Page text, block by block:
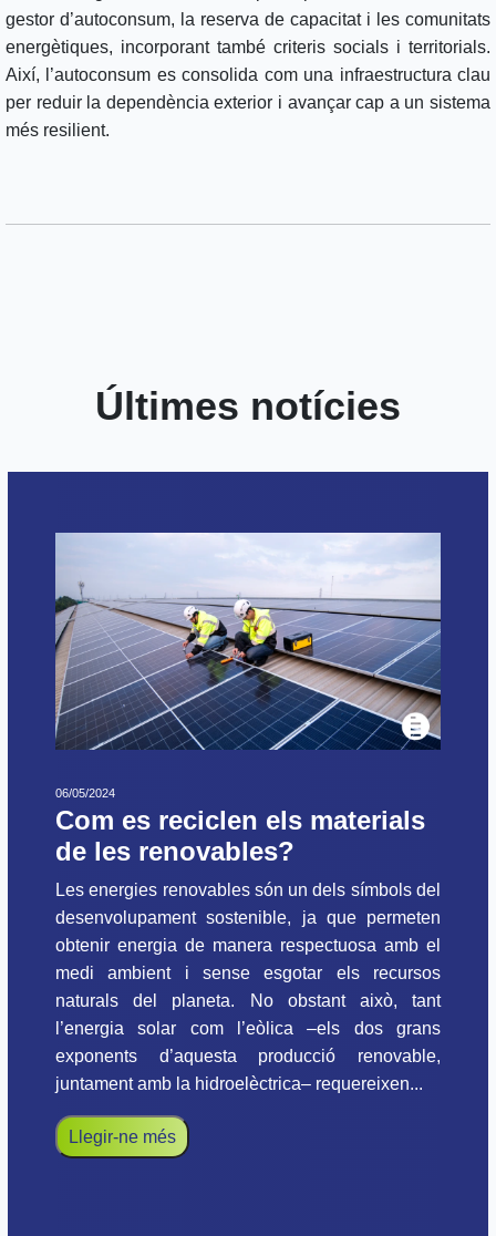
gestor d’autoconsum, la reserva de capacitat i les comunitats
energètiques, incorporant també criteris socials i territorials.
Així, l’autoconsum es consolida com una infraestructura clau
per reduir la dependència exterior i avançar cap a un sistema
més resilient.
Últimes notícies
06/05/2024
Com es reciclen els materials
de les renovables?
Les energies renovables són un dels símbols del
desenvolupament sostenible, ja que permeten
obtenir energia de manera respectuosa amb el
medi ambient i sense esgotar els recursos
naturals del planeta. No obstant això, tant
l’energia solar com l’eòlica –els dos grans
exponents d’aquesta producció renovable,
juntament amb la hidroelèctrica– requereixen...
Llegir-ne més